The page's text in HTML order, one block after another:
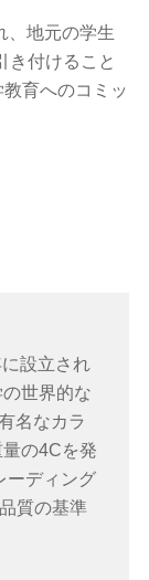
、地元の学生
き付けること
育へのコミッ
設立され
世界的な
名なカラ
の4Cを発
ーディング
質の基準